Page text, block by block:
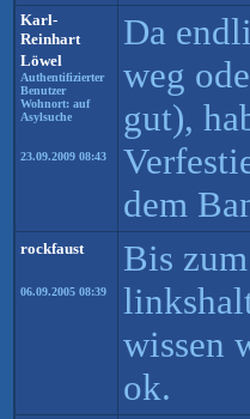
Karl-
Reinhart
Löwel
Authentifizierter
Benutzer
Wohnort: auf
Asylsuche
23.09.2009 08:43
Da
weg
gut),
dem
rockfaust
06.09.2005 08:39
Bis
wissen
ok.